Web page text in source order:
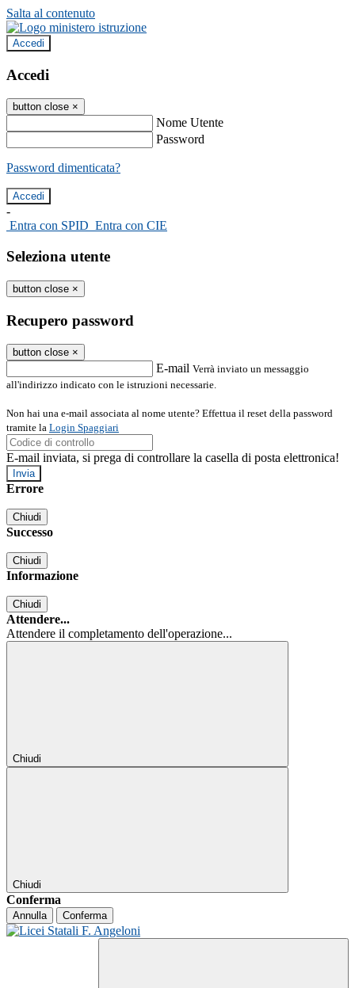
Salta al contenuto
Accedi
Accedi
button close ×
Nome Utente
Password
Password dimenticata?
-
Entra con SPID Entra con CIE
Seleziona utente
button close ×
Recupero password
button close ×
E-mail Verrà inviato un messaggio
all'indirizzo indicato con le istruzioni necessarie.
Non hai una e-mail associata al nome utente? Effettua il reset della password
tramite la Login Spaggiari
E-mail inviata, si prega di controllare la casella di posta elettronica!
Errore
Chiudi
Successo
Chiudi
Informazione
Chiudi
Attendere...
Attendere il completamento dell'operazione...
Chiudi
Chiudi
Conferma
Annulla Conferma